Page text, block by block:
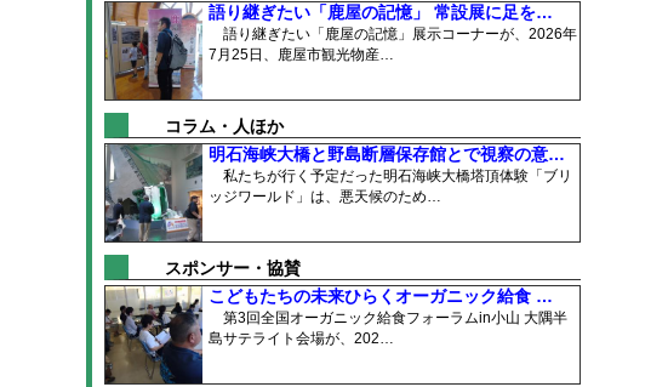
語り継ぎたい「鹿屋の記憶」 常設展に足を…
語り継ぎたい「鹿屋の記憶」展示コーナーが、2026年
7月25日、鹿屋市観光物産…
コラム・人ほか
明石海峡大橋と野島断層保存館とで視察の意…
私たちが行く予定だった明石海峡大橋塔頂体験「ブリ
ッジワールド」は、悪天候のため…
スポンサー・協賛
こどもたちの未来ひらくオーガニック給食 …
第3回全国オーガニック給食フォーラムin小山 大隅半
島サテライト会場が、202…